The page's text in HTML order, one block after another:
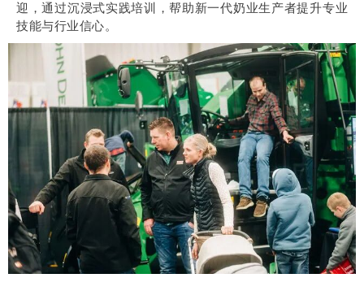
迎，通过沉浸式实践培训，帮助新一代奶业生产者提升专业
技能与行业信心。